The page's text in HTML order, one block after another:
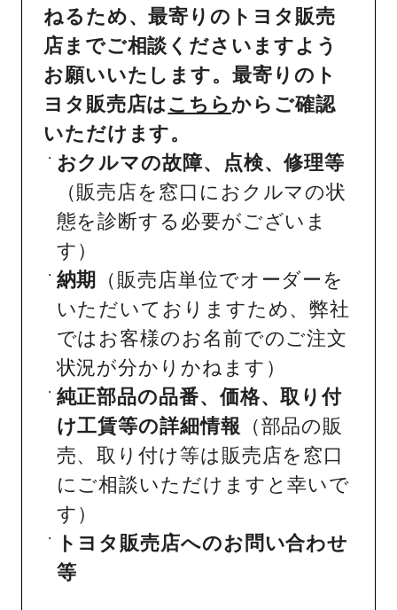
ねるため、最寄りのトヨタ販売
店までご相談くださいますよう
お願いいたします。最寄りのト
ヨタ販売店はこちら からご確認
いただけます。
おクルマの故障、点検、修理等
（販売店を窓口におクルマの状
態を診断する必要がございま
す）
納期
（販売店単位でオーダーを
いただいておりますため、弊社
ではお客様のお名前でのご注文
状況が分かりかねます）
純正部品の品番、価格、取り付
け工賃等の詳細情報 （部品の販
売、取り付け等は販売店を窓口
にご相談いただけますと幸いで
す）
トヨタ販売店へのお問い合わせ
等